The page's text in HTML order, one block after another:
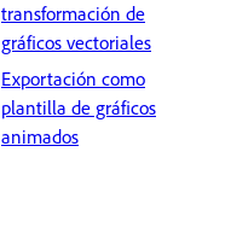
transformación de
gráficos vectoriales
Exportación como
plantilla de gráficos
animados